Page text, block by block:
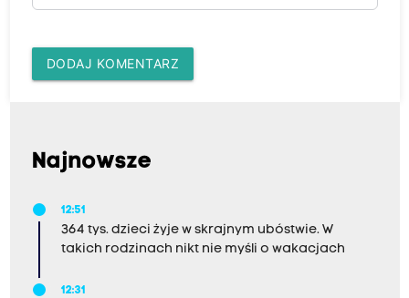
DODAJ KOMENTARZ
Najnowsze
12:51
364 tys. dzieci żyje w skrajnym ubóstwie. W
takich rodzinach nikt nie myśli o wakacjach
12:31